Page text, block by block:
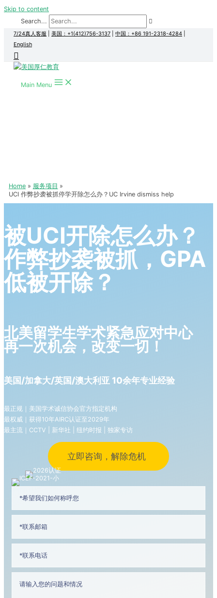
Skip to content
Search...
7/24真人客服 美国：+1(412)756-3137 中国：+86 191-2318-4284
English
Main Menu
Home
服务项目
UCI 作弊抄袭被抓停学开除怎么办？UC Irvine dismiss help
被UCI开除怎么办？
作弊抄袭被抓，GPA
低被开除？
北美留学生学术紧急应对中心
再一次机会，改变一切！
美国/加拿大/英国/澳大利亚 10余年专业经验
最正规｜美国学术诚信协会官方指定机构
最权威｜获得10年AIRC认证至2029年
最主流｜CCTV | 新华社 | 纽约时报 | 独家专访
立即咨询，解除危机